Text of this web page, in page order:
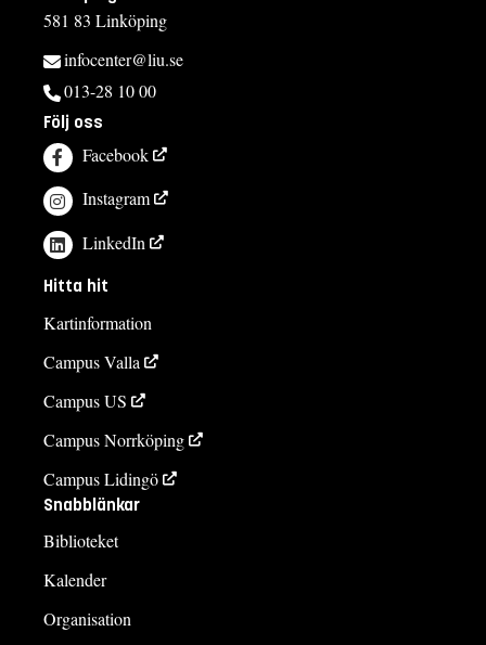
581 83 Linköping
infocenter@liu.se
013-28 10 00
Följ oss
Facebook
Instagram
LinkedIn
Hitta hit
Kartinformation
Campus Valla
Campus US
Campus Norrköping
Campus Lidingö
Snabblänkar
Biblioteket
Kalender
Organisation